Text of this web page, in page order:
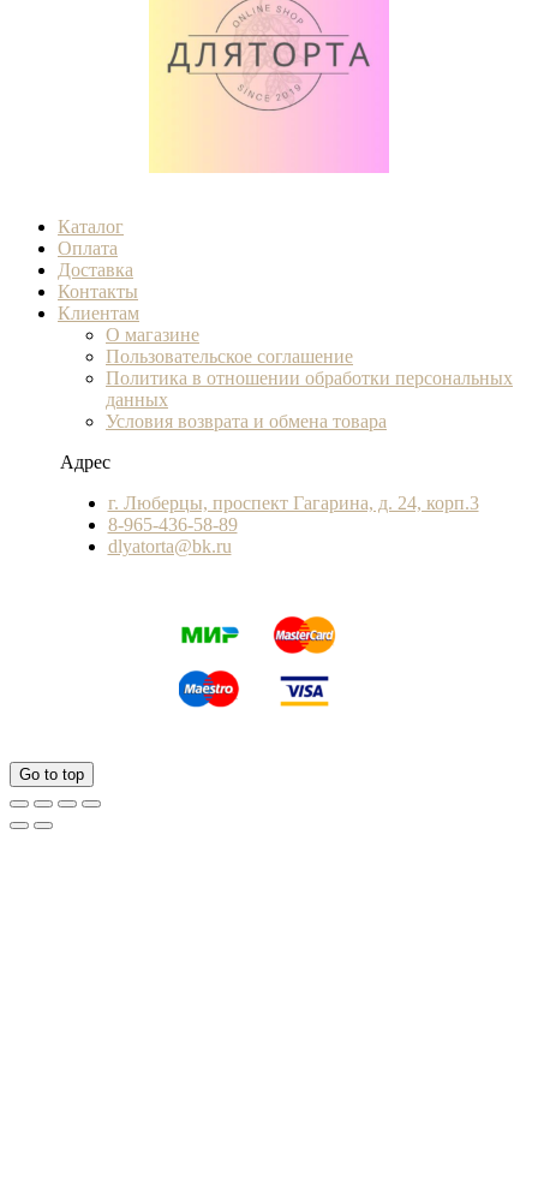
Каталог
Оплата
Доставка
Контакты
Клиентам
О магазине
Пользовательское соглашение
Политика в отношении обработки персональных
данных
Условия возврата и обмена товара
Адрес
г. Люберцы, проспект Гагарина, д. 24, корп.3
8-965-436-58-89
dlyatorta@bk.ru
Go to top